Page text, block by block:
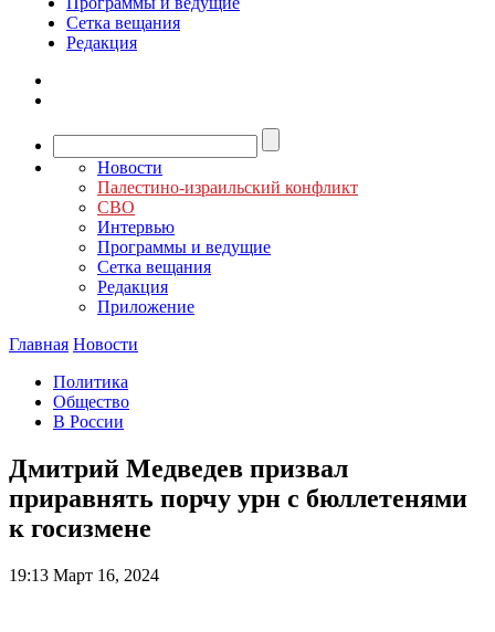
Сетка вещания
Редакция
Новости
Палестино-израильский конфликт
СВО
Интервью
Программы и ведущие
Сетка вещания
Редакция
Приложение
Главная Новости
Политика
Общество
В России
Дмитрий Медведев призвал
приравнять порчу урн с бюллетенями
к госизмене
19:13 Март 16, 2024